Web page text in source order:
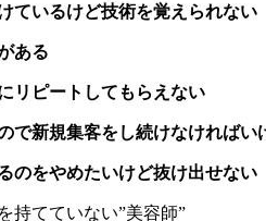
ているけど技術を覚えられない
ある
リピートしてもらえない
で新規集客をし続けなければい
のをやめたいけど抜け出せない
持てていない”美容師”